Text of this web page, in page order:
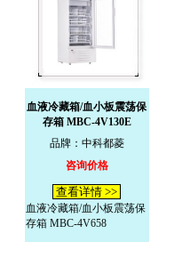
血液冷藏箱/血小板震荡保
存箱 MBC-4V130E
品牌：中科都菱
咨询价格
查看详情 >>
血液冷藏箱/血小板震荡保
存箱 MBC-4V658